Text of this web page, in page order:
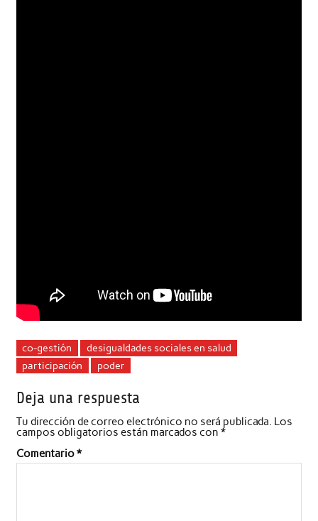
co-gestión
desigualdades sociales en salud
participación
poder
Deja una respuesta
Tu dirección de correo electrónico no será publicada. Los
campos obligatorios están marcados con *
Comentario*